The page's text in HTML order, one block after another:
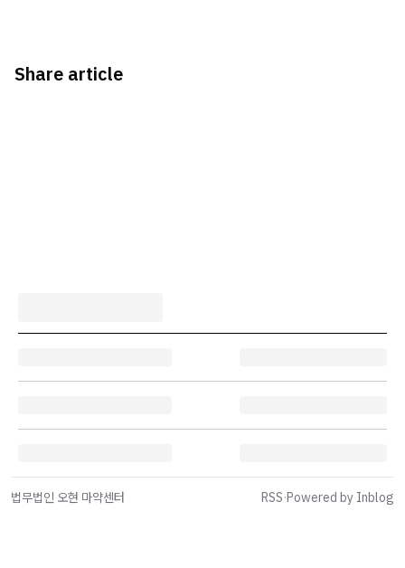
Share article
법무법인 오현 마약센터 RSS·Powered by Inblog